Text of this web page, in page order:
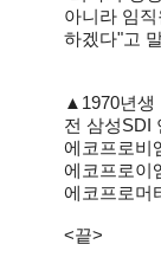
아니라 임
하겠다"고
▲1970년생
전 삼성SDI
에코프로비
에코프로이
에코프로머
<끝>